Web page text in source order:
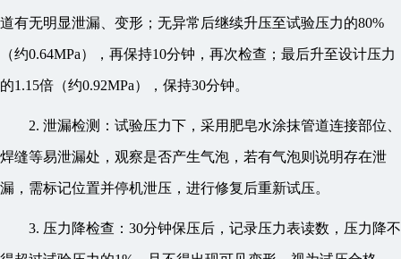
道有无明显泄漏、变形；无异常后继续升压至试验压力的80%
（约0.64MPa），再保持10分钟，再次检查；最后升至设计压力
的1.15倍（约0.92MPa），保持30分钟。
2. 泄漏检测：试验压力下，采用肥皂水涂抹管道连接部位、
焊缝等易泄漏处，观察是否产生气泡，若有气泡则说明存在泄
漏，需标记位置并停机泄压，进行修复后重新试压。
3. 压力降检查：30分钟保压后，记录压力表读数，压力降不